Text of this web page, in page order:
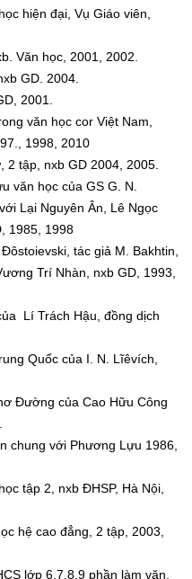
đại, Vụ Giáo viên,
học, 2001, 2002.
2004.
2001.
học cor Việt Nam,
1998, 2010
nxb GD 2004, 2005.
học của GS G. N.
Lại Nguyên Ân, Lê Ngọc
1985, 1998
tác giả M. Bakhtin,
Trí Nhàn, nxb GD, 1993,
Trách Hậu, đồng dịch
của I. N. Lĩêvích,
của Cao Hữu Công
với Phương Lựu 1986,
2, nxb ĐHSP, Hà Nội,
cao đẳng, 2 tập, 2003,
lớp 6,7,8,9 phần làm văn.